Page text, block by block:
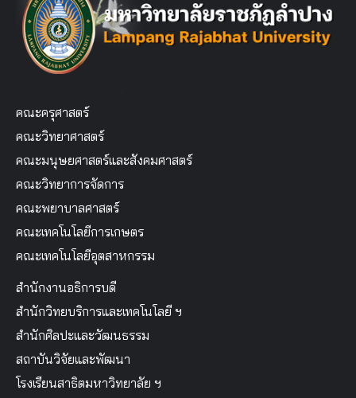
คณะครุศาสตร์
คณะวิทยาศาสตร์
คณะมนุษยศาสตร์และสังคมศาสตร์
คณะวิทยาการจัดการ
คณะพยาบาลศาสตร์
คณะเทคโนโลยีการเกษตร
คณะเทคโนโลยีอุตสาหกรรม
สำนักงานอธิการบดี
สำนักวิทยบริการและเทคโนโลยี ฯ
สำนักศิลปะและวัฒนธรรม
สถาบันวิจัยและพัฒนา
โรงเรียนสาธิตมหาวิทยาลัย ฯ